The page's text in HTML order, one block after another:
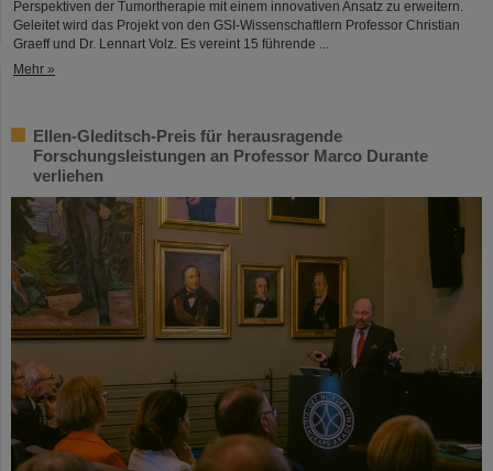
Perspektiven der Tumortherapie mit einem innovativen Ansatz zu erweitern.
Geleitet wird das Projekt von den GSI-Wissenschaftlern Professor Christian
Graeff und Dr. Lennart Volz. Es vereint 15 führende ...
Mehr »
Ellen-Gleditsch-Preis für herausragende
Forschungsleistungen an Professor Marco Durante
verliehen